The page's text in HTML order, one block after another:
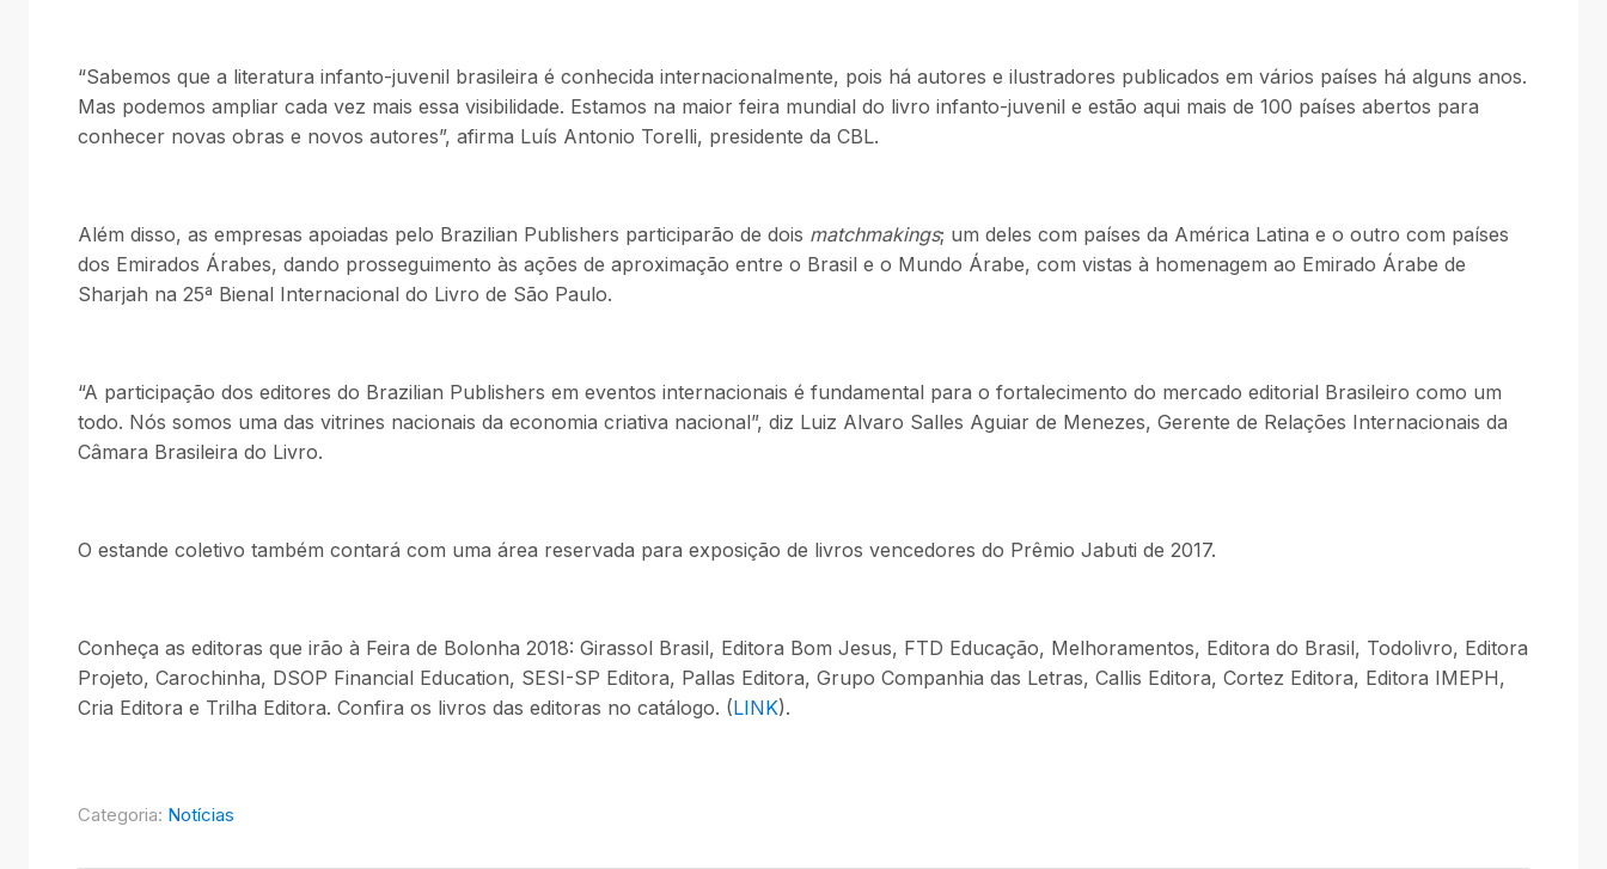
“Sabemos que a literatura infanto-juvenil brasileira é conhecida internacionalmente, pois há autores e ilustradores publicados em vários países há alguns anos.
Mas podemos ampliar cada vez mais essa visibilidade. Estamos na maior feira mundial do livro infanto-juvenil e estão aqui mais de 100 países abertos para
conhecer novas obras e novos autores”, afirma Luís Antonio Torelli, presidente da CBL.
Além disso, as empresas apoiadas pelo Brazilian Publishers participarão de dois matchmakings; um deles com países da América Latina e o outro com países
dos Emirados Árabes, dando prosseguimento às ações de aproximação entre o Brasil e o Mundo Árabe, com vistas à homenagem ao Emirado Árabe de
Sharjah na 25ª Bienal Internacional do Livro de São Paulo.
“A participação dos editores do Brazilian Publishers em eventos internacionais é fundamental para o fortalecimento do mercado editorial Brasileiro como um
todo. Nós somos uma das vitrines nacionais da economia criativa nacional”, diz Luiz Alvaro Salles Aguiar de Menezes, Gerente de Relações Internacionais da
Câmara Brasileira do Livro.
O estande coletivo também contará com uma área reservada para exposição de livros vencedores do Prêmio Jabuti de 2017.
Conheça as editoras que irão à Feira de Bolonha 2018: Girassol Brasil, Editora Bom Jesus, FTD Educação, Melhoramentos, Editora do Brasil, Todolivro, Editora
Projeto, Carochinha, DSOP Financial Education, SESI-SP Editora, Pallas Editora, Grupo Companhia das Letras, Callis Editora, Cortez Editora, Editora IMEPH,
Cria Editora e Trilha Editora. Confira os livros das editoras no catálogo. (LINK).
Categoria: Notícias